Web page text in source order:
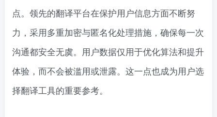
点。领先的翻译平台在保护用户信息方面不断努
力，采用多重加密与匿名化处理措施，确保每一次
沟通都安全无虞。用户数据仅用于优化算法和提升
体验，而不会被滥用或泄露。这一点也成为用户选
择翻译工具的重要参考。